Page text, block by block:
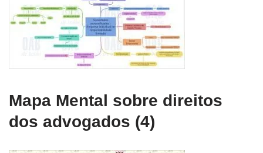
Mapa Mental sobre direitos
dos advogados (4)